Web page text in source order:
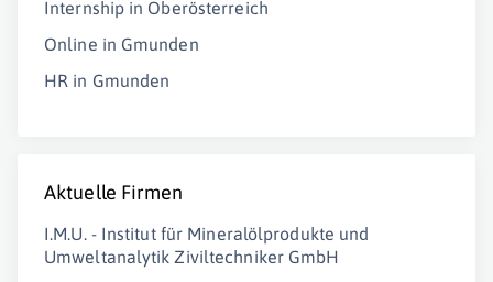
Internship in Oberösterreich
Online in Gmunden
HR in Gmunden
Aktuelle Firmen
I.M.U. - Institut für Mineralölprodukte und
Umweltanalytik Ziviltechniker GmbH